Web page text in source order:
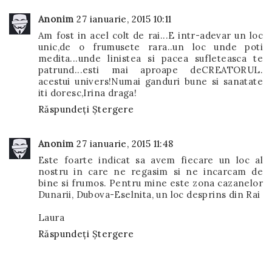
Anonim 27 ianuarie, 2015 10:11
Am fost in acel colt de rai...E intr-adevar un loc
unic,de o frumusete rara..un loc unde poti
medita...unde linistea si pacea sufleteasca te
patrund...esti mai aproape deCREATORUL.
acestui univers!Numai ganduri bune si sanatate
iti doresc,Irina draga!
Răspundeți Ștergere
Anonim 27 ianuarie, 2015 11:48
Este foarte indicat sa avem fiecare un loc al
nostru in care ne regasim si ne incarcam de
bine si frumos. Pentru mine este zona cazanelor
Dunarii, Dubova-Eselnita, un loc desprins din Rai
Laura
Răspundeți Ștergere